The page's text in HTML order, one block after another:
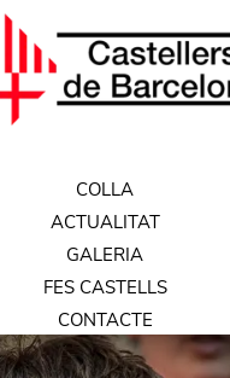
COLLA
ACTUALITAT
GALERIA
FES CASTELLS
CONTACTE